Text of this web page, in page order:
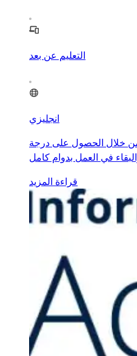
التعليم عن بعد
انجليزي
خلال الحصول على درجة
قراءة المزيد